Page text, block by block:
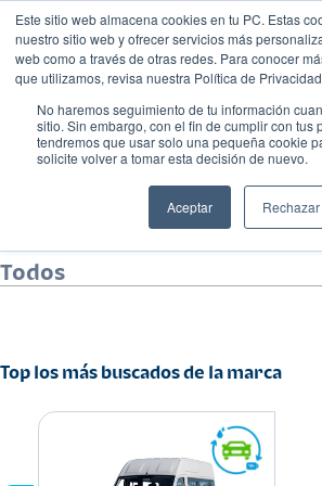
Este sitio web almacena cookies en tu PC. Estas
nuestro sitio web y ofrecer servicios más
web como a través de otras redes. Para conocer
que utilizamos, revisa nuestra Política de
No haremos seguimiento de tu información
sitio. Sin embargo, con el fin de cumplir con tus
tendremos que usar solo una pequeña cookie
solicite volver a tomar esta decisión de nuevo.
Aceptar Rechazar
Todos
Top los más buscados de la marca